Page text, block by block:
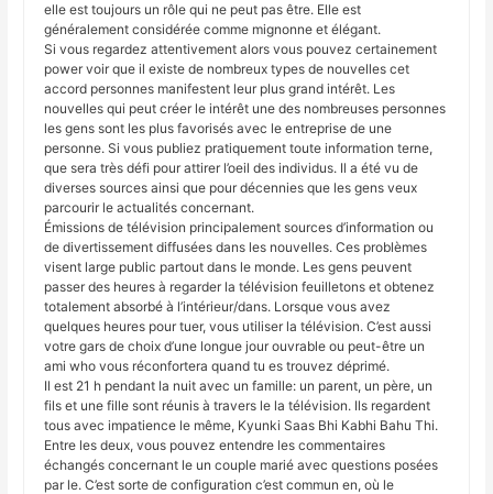
elle est toujours un rôle qui ne peut pas être. Elle est
généralement considérée comme mignonne et élégant.
Si vous regardez attentivement alors vous pouvez certainement
power voir que il existe de nombreux types de nouvelles cet
accord personnes manifestent leur plus grand intérêt. Les
nouvelles qui peut créer le intérêt une des nombreuses personnes
les gens sont les plus favorisés avec le entreprise de une
personne. Si vous publiez pratiquement toute information terne,
que sera très défi pour attirer l’oeil des individus. Il a été vu de
diverses sources ainsi que pour décennies que les gens veux
parcourir le actualités concernant.
Émissions de télévision principalement sources d’information ou
de divertissement diffusées dans les nouvelles. Ces problèmes
visent large public partout dans le monde. Les gens peuvent
passer des heures à regarder la télévision feuilletons et obtenez
totalement absorbé à l’intérieur/dans. Lorsque vous avez
quelques heures pour tuer, vous utiliser la télévision. C’est aussi
votre gars de choix d’une longue jour ouvrable ou peut-être un
ami who vous réconfortera quand tu es trouvez déprimé.
Il est 21 h pendant la nuit avec un famille: un parent, un père, un
fils et une fille sont réunis à travers le la télévision. Ils regardent
tous avec impatience le même, Kyunki Saas Bhi Kabhi Bahu Thi.
Entre les deux, vous pouvez entendre les commentaires
échangés concernant le un couple marié avec questions posées
par le. C’est sorte de configuration c’est commun en, où le